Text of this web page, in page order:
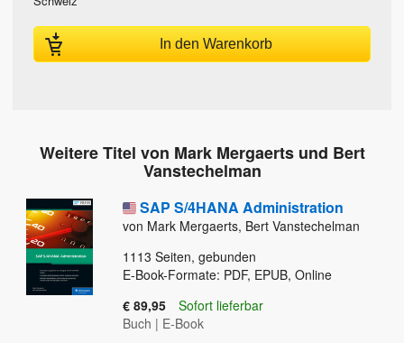
In den Warenkorb
Weitere Titel von Mark Mergaerts und Bert
Vanstechelman
SAP S/4HANA Administration
von Mark Mergaerts, Bert Vanstechelman
1113 Seiten, gebunden
E-Book-Formate: PDF, EPUB, Online
€ 89,95
Sofort lieferbar
Buch | E-Book